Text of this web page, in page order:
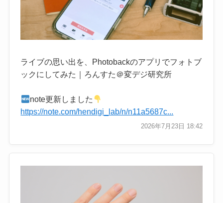
ライブの思い出を、Photobackのアプリでフォトブ
ックにしてみた｜ろんすた＠変デジ研究所
note更新しました
https://note.com/hendigi_lab/n/n11a5687c...
2026年7月23日 18:42